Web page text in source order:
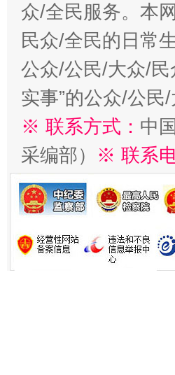
众/全民服务。本
民众/全民的日常
公众/公民/大众/民
实事”的公众/公
※ 联系方式： 中
采编部） ※ 联系电